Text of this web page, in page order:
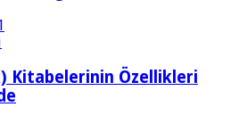
Kitabelerinin Özellikleri